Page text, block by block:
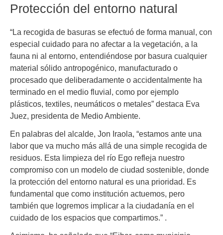
Protección del entorno natural
“La recogida de basuras se efectuó de forma manual, con
especial cuidado para no afectar a la vegetación, a la
fauna ni al entorno, entendiéndose por basura cualquier
material sólido antropogénico, manufacturado o
procesado que deliberadamente o accidentalmente ha
terminado en el medio fluvial, como por ejemplo
plásticos, textiles, neumáticos o metales” destaca Eva
Juez, presidenta de Medio Ambiente.
En palabras del alcalde, Jon Iraola, “estamos ante una
labor que va mucho más allá de una simple recogida de
residuos. Esta limpieza del río Ego refleja nuestro
compromiso con un modelo de ciudad sostenible, donde
la protección del entorno natural es una prioridad. Es
fundamental que como institución actuemos, pero
también que logremos implicar a la ciudadanía en el
cuidado de los espacios que compartimos.” .